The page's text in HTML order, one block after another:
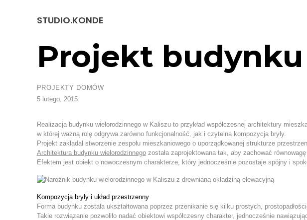
STUDIO.KONDE
Projekt
PROJEKTY DOMÓW
5 lutego, 2015
Realizacja budynku wielorodzinnego w Kaliszu to przykład współczesnej architektury
w której ważną rolę odgrywa zarówno funkcjonalność, jak i czytelna kompozycja bryły.
Projekt zakładał stworzenie zespołu mieszkaniowego o uporządkowanej strukturze
Architektura budynku wielorodzinnegozostała zaprojektowana tak, aby zachować
Efektem jest obiekt o nowoczesnym charakterze, który jednocześnie pozostaje spójny i
Kompozycja bryły i układ przestrzenny
Forma budynku została ukształtowana poprzez przenikanie się kilku prostych,
Takie rozwiązanie pozwoliło nadać obiektowi współczesny charakter, jednocześnie